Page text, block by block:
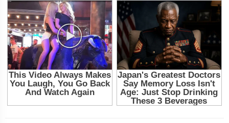
nam-ay....-hoa-no-trang-vua-tr